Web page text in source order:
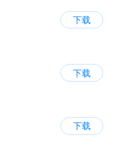
下载
下载
下载